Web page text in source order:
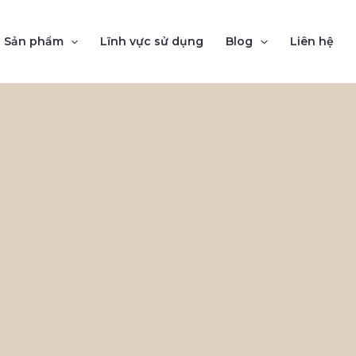
Sản phẩm Lĩnh vực sử dụng Blog Liên hệ